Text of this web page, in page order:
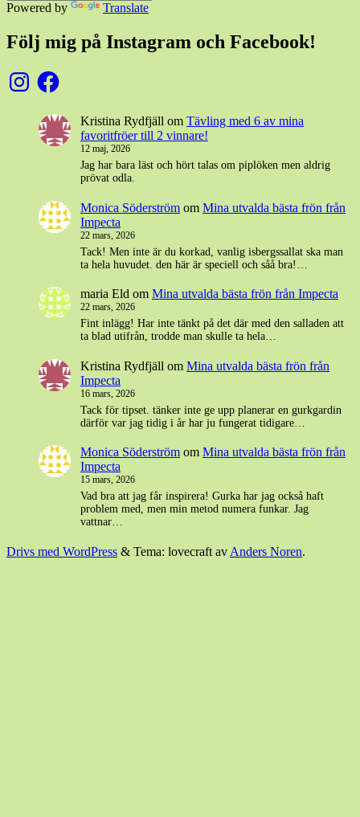
Powered by Translate
Följ mig på Instagram och Facebook!
InstagramFacebook
Kristina Rydfjäll om Tävling med 6 av mina
favoritfröer till 2 vinnare!
12 maj, 2026
Jag har bara läst och hört talas om piplöken men aldrig
prövat odla.
Monica Söderström om Mina utvalda bästa frön från
Impecta
22 mars, 2026
Tack! Men inte är du korkad, vanlig isbergssallat ska man
ta hela huvudet. den här är speciell och såå bra!…
maria Eld om Mina utvalda bästa frön från Impecta
22 mars, 2026
Fint inlägg! Har inte tänkt på det där med den salladen att
ta blad utifrån, trodde man skulle ta hela…
Kristina Rydfjäll om Mina utvalda bästa frön från
Impecta
16 mars, 2026
Tack för tipset. tänker inte ge upp planerar en gurkgardin
därför var jag tidig i år har ju fungerat tidigare…
Monica Söderström om Mina utvalda bästa frön från
Impecta
15 mars, 2026
Vad bra att jag får inspirera! Gurka har jag också haft
problem med, men min metod numera funkar. Jag
vattnar…
Drivs med WordPress & Tema: lovecraft av Anders Noren.